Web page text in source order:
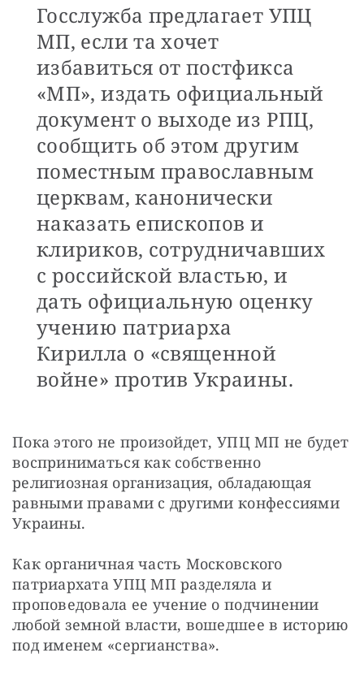
Госслужба предлагает УПЦ
МП, если та хочет
избавиться от постфикса
«МП», издать официальный
документ о выходе из РПЦ,
сообщить об этом другим
поместным православным
церквам, канонически
наказать епископов и
клириков, сотрудничавших
с российской властью, и
дать официальную оценку
учению патриарха
Кирилла о «священной
войне» против Украины.
Пока этого не произойдет, УПЦ МП не будет
восприниматься как собственно
религиозная организация, обладающая
равными правами с другими конфессиями
Украины.
Как органичная часть Московского
патриархата УПЦ МП разделяла и
проповедовала ее учение о подчинении
любой земной власти, вошедшее в историю
под именем «сергианства».